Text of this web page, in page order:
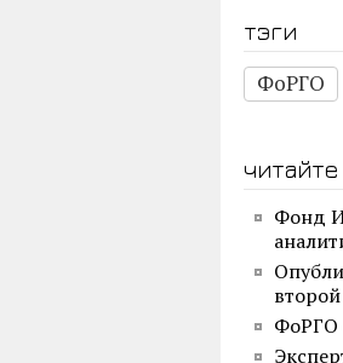
тэги
ФоРГО
Фонд
ФоРГО